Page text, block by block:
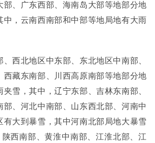
部、广东西部、海南岛大部等地部分地
中，云南西南部和中部等地局地有大雨
、西北地区中东部、东北地区中南部、
西藏东南部、川西高原南部等地部分地
夹雪，其中，辽宁东部、吉林东南部、
部、河北中南部、山东西北部、河南中
有大到暴雪，其中河南北部局地大暴雪
陕西南部、黄淮中南部、江淮北部、江